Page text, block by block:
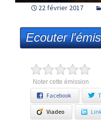
22 février 2017
Ecouter
Noter cette émission
Facebook
Viadeo